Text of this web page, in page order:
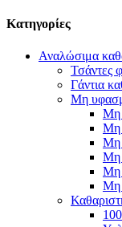
Κατηγορίες
Αναλώσιμα
Τσάντες
Γάντια
Μη
Μη
Μη
Μη
Μη
Μη
Μη